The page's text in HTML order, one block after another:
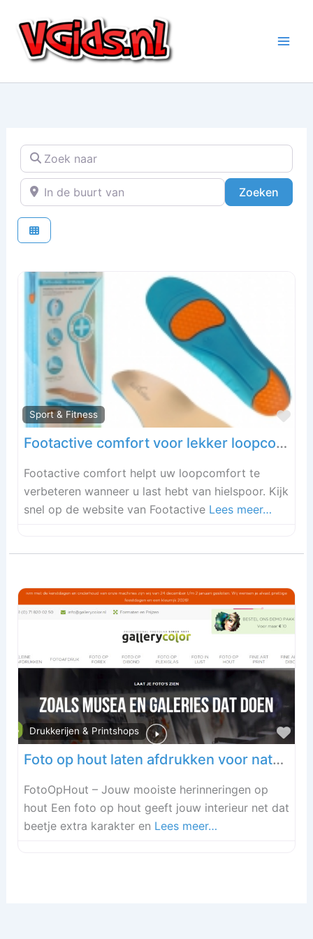
naar
inhoud
Zoek naar
In de buurt van
Zoeken
Sport & Fitness
Footactive comfort voor lekker loopcomfort!
Footactive comfort helpt uw loopcomfort te
verbeteren wanneer u last hebt van hielspoor. Kijk
snel op de website van Footactive Lees meer…
Drukkerijen & Printshops
Foto op hout laten afdrukken voor natuurlijke uitstraling van decoratief hout
FotoOpHout – Jouw mooiste herinneringen op
hout Een foto op hout geeft jouw interieur net dat
beetje extra karakter en Lees meer…